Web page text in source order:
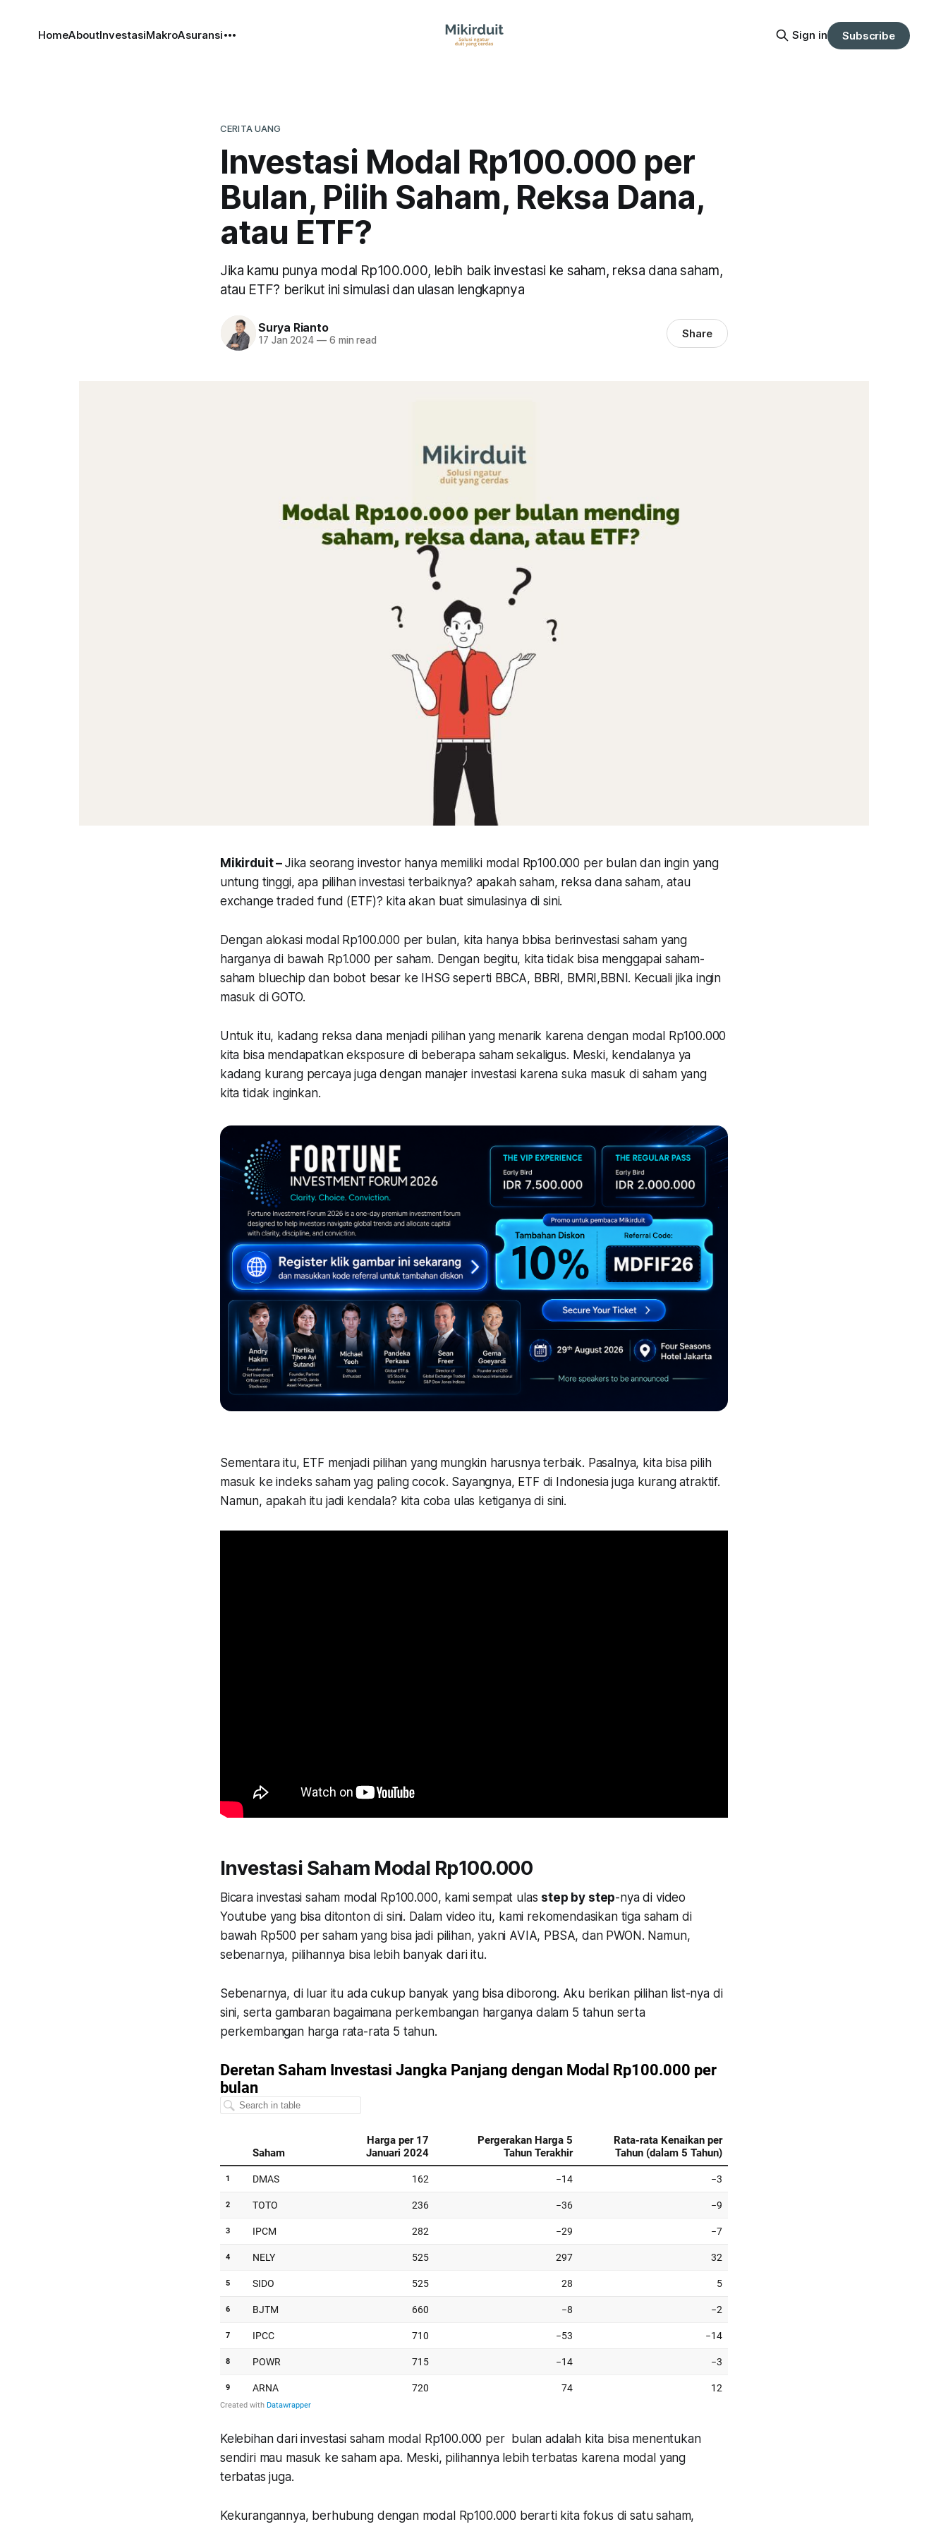
HomeAboutInvestasiMakroAsuransi Sign in Subscribe
CERITA UANG
Investasi Modal Rp100.000 per
Bulan, Pilih Saham, Reksa Dana,
atau ETF?
Jika kamu punya modal Rp100.000, lebih baik investasi ke saham, reksa dana saham,
atau ETF? berikut ini simulasi dan ulasan lengkapnya
Surya Rianto
17 Jan 2024 —6 min read Share
Mikirduit – Jika seorang investor hanya memiliki modal Rp100.000 per bulan dan ingin yang
untung tinggi, apa pilihan investasi terbaiknya? apakah saham, reksa dana saham, atau
exchange traded fund (ETF)? kita akan buat simulasinya di sini.
Dengan alokasi modal Rp100.000 per bulan, kita hanya bbisa berinvestasi saham yang
harganya di bawah Rp1.000 per saham. Dengan begitu, kita tidak bisa menggapai saham-
saham bluechip dan bobot besar ke IHSG seperti BBCA, BBRI, BMRI,BBNI. Kecuali jika ingin
masuk di GOTO.
Untuk itu, kadang reksa dana menjadi pilihan yang menarik karena dengan modal Rp100.000
kita bisa mendapatkan eksposure di beberapa saham sekaligus. Meski, kendalanya ya
kadang kurang percaya juga dengan manajer investasi karena suka masuk di saham yang
kita tidak inginkan.
Sementara itu, ETF menjadi pilihan yang mungkin harusnya terbaik. Pasalnya, kita bisa pilih
masuk ke indeks saham yag paling cocok. Sayangnya, ETF di Indonesia juga kurang atraktif.
Namun, apakah itu jadi kendala? kita coba ulas ketiganya di sini.
Investasi Saham Modal Rp100.000
Bicara investasi saham modal Rp100.000, kami sempat ulas step by step-nya di video
Youtube yang bisa ditonton di sini. Dalam video itu, kami rekomendasikan tiga saham di
bawah Rp500 per saham yang bisa jadi pilihan, yakni AVIA, PBSA, dan PWON. Namun,
sebenarnya, pilihannya bisa lebih banyak dari itu.
Sebenarnya, di luar itu ada cukup banyak yang bisa diborong. Aku berikan pilihan list-nya di
sini, serta gambaran bagaimana perkembangan harganya dalam 5 tahun serta
perkembangan harga rata-rata 5 tahun.
Kelebihan dari investasi saham modal Rp100.000 per bulan adalah kita bisa menentukan
sendiri mau masuk ke saham apa. Meski, pilihannya lebih terbatas karena modal yang
terbatas juga.
Kekurangannya, berhubung dengan modal Rp100.000 berarti kita fokus di satu saham,